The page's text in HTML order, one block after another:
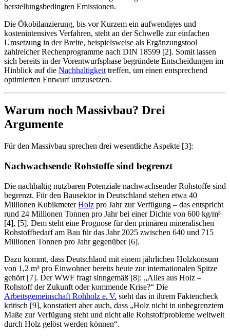
herstellungsbedingten Emissionen.
Die Ökobilanzierung, bis vor Kurzem ein aufwendiges und
kostenintensives Verfahren, steht an der Schwelle zur einfachen
Umsetzung in der Breite, beispielsweise als Ergänzungstool
zahlreicher Rechenprogramme nach DIN 18599 [2]. Somit lassen
sich bereits in der Vorentwurfsphase begründete Entscheidungen im
Hinblick auf die Nachhaltigkeit treffen, um einen entsprechend
optimierten Entwurf umzusetzen.
Warum noch Massivbau? Drei
Argumente
Für den Massivbau sprechen drei wesentliche Aspekte [3]:
Nachwachsende Rohstoffe sind begrenzt
Die nachhaltig nutzbaren Potenziale nachwachsender Rohstoffe sind
begrenzt. Für den Bausektor in Deutschland stehen etwa 40
Millionen KubikmeterHolz pro Jahr zur Verfügung – das entspricht
rund 24 Millionen Tonnen pro Jahr bei einer Dichte von 600 kg/m³
[4], [5]. Dem steht eine Prognose für den primären mineralischen
Rohstoffbedarf am Bau für das Jahr 2025 zwischen 640 und 715
Millionen Tonnen pro Jahr gegenüber [6].
Dazu kommt, dass Deutschland mit einem jährlichen Holzkonsum
von 1,2 m³ pro Einwohner bereits heute zur internationalen Spitze
gehört [7]. Der WWF fragt sinngemäß [8]: „Alles aus Holz –
Rohstoff der Zukunft oder kommende Krise?“ Die
Arbeitsgemeinschaft Rohholz e. V. sieht das in ihrem Faktencheck
kritisch [9], konstatiert aber auch, dass „Holz nicht in unbegrenztem
Maße zur Verfügung steht und nicht alle Rohstoffprobleme weltweit
durch Holz gelöst werden können“.